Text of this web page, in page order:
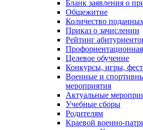
Бланк заявления о
Общежитие
Количество
Приказ о зачислении
Рейтинг
Профориентационная
Целевое обучение
Конкурсы, игры,
Военные и
мероприятия
Актуальные
Учебные сборы
Родителям
Краевой военно-